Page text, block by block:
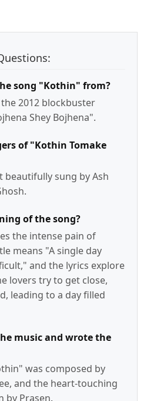
song "Kothin" from?
2012 blockbuster
Shey Bojhena".
of "Kothin Tomake
beautifully sung by Ash
of the song?
the intense pain of
means "A single day
and the lyrics explore
lovers try to get close,
leading to a day filled
music and wrote the
was composed by
and the heart-touching
by Prasen.